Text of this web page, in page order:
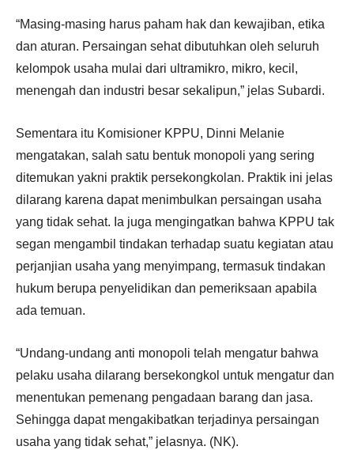
“Masing-masing harus paham hak dan kewajiban, etika
dan aturan. Persaingan sehat dibutuhkan oleh seluruh
kelompok usaha mulai dari ultramikro, mikro, kecil,
menengah dan industri besar sekalipun,” jelas Subardi.
Sementara itu Komisioner KPPU, Dinni Melanie
mengatakan, salah satu bentuk monopoli yang sering
ditemukan yakni praktik persekongkolan. Praktik ini jelas
dilarang karena dapat menimbulkan persaingan usaha
yang tidak sehat. Ia juga mengingatkan bahwa KPPU tak
segan mengambil tindakan terhadap suatu kegiatan atau
perjanjian usaha yang menyimpang, termasuk tindakan
hukum berupa penyelidikan dan pemeriksaan apabila
ada temuan.
“Undang-undang anti monopoli telah mengatur bahwa
pelaku usaha dilarang bersekongkol untuk mengatur dan
menentukan pemenang pengadaan barang dan jasa.
Sehingga dapat mengakibatkan terjadinya persaingan
usaha yang tidak sehat,” jelasnya. (NK).